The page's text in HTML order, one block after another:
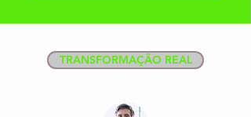
TRANSFORMAÇÃO REAL